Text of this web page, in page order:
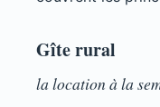
Gîte rural
la location à la